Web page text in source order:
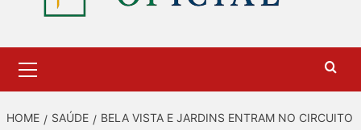
Menu
HOME SAÚDE
BELA VISTA E JARDINS ENTRAM NO CIRCUITO